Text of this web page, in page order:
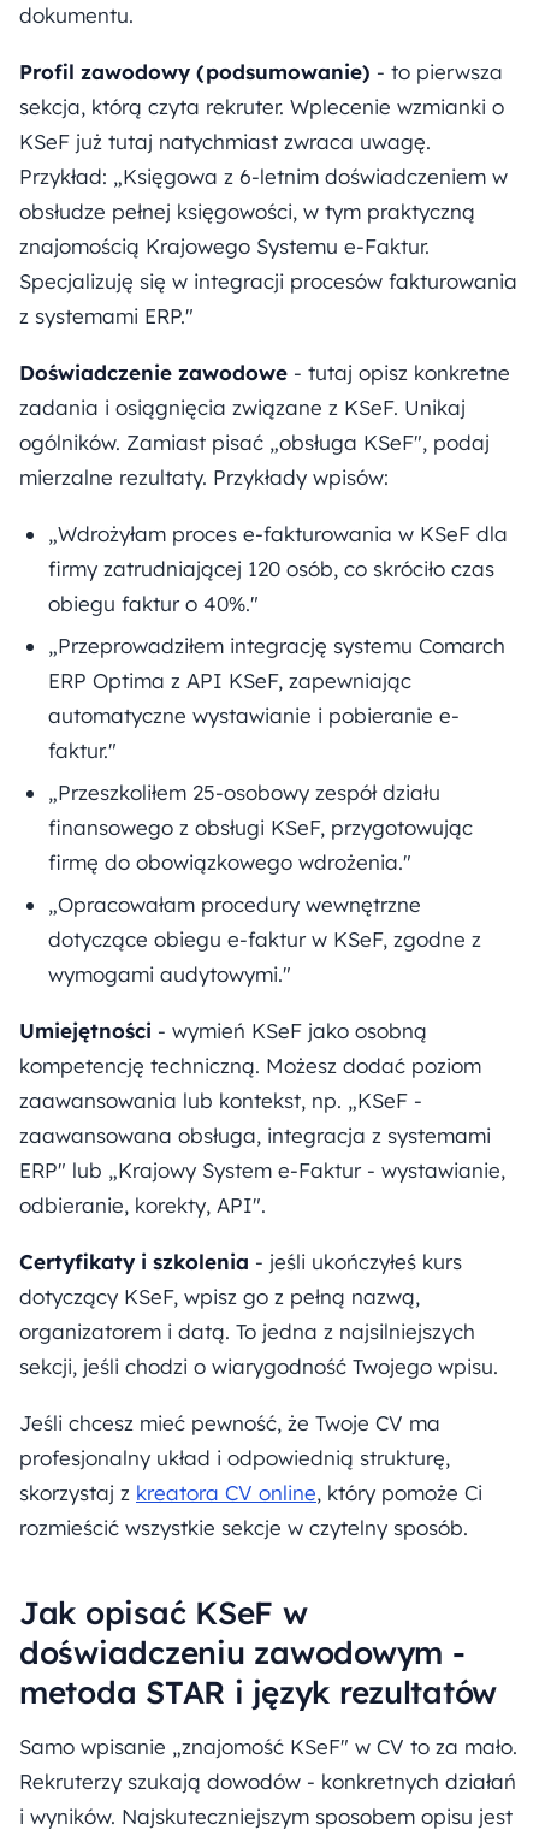
dokumentu.
Profil zawodowy (podsumowanie) - to pierwsza
sekcja, którą czyta rekruter. Wplecenie wzmianki o
KSeF już tutaj natychmiast zwraca uwagę.
Przykład: „Księgowa z 6-letnim doświadczeniem w
obsłudze pełnej księgowości, w tym praktyczną
znajomością Krajowego Systemu e-Faktur.
Specjalizuję się w integracji procesów fakturowania
z systemami ERP."
Doświadczenie zawodowe - tutaj opisz konkretne
zadania i osiągnięcia związane z KSeF. Unikaj
ogólników. Zamiast pisać „obsługa KSeF", podaj
mierzalne rezultaty. Przykłady wpisów:
„Wdrożyłam proces e-fakturowania w KSeF dla
firmy zatrudniającej 120 osób, co skróciło czas
obiegu faktur o 40%."
„Przeprowadziłem integrację systemu Comarch
ERP Optima z API KSeF, zapewniając
automatyczne wystawianie i pobieranie e-
faktur."
„Przeszkoliłem 25-osobowy zespół działu
finansowego z obsługi KSeF, przygotowując
firmę do obowiązkowego wdrożenia."
„Opracowałam procedury wewnętrzne
dotyczące obiegu e-faktur w KSeF, zgodne z
wymogami audytowymi."
Umiejętności - wymień KSeF jako osobną
kompetencję techniczną. Możesz dodać poziom
zaawansowania lub kontekst, np. „KSeF -
zaawansowana obsługa, integracja z systemami
ERP" lub „Krajowy System e-Faktur - wystawianie,
odbieranie, korekty, API".
Certyfikaty i szkolenia - jeśli ukończyłeś kurs
dotyczący KSeF, wpisz go z pełną nazwą,
organizatorem i datą. To jedna z najsilniejszych
sekcji, jeśli chodzi o wiarygodność Twojego wpisu.
Jeśli chcesz mieć pewność, że Twoje CV ma
profesjonalny układ i odpowiednią strukturę,
skorzystaj z kreatora CV online, który pomoże Ci
rozmieścić wszystkie sekcje w czytelny sposób.
Jak opisać KSeF w
doświadczeniu zawodowym -
metoda STAR i język rezultatów
Samo wpisanie „znajomość KSeF" w CV to za mało.
Rekruterzy szukają dowodów - konkretnych działań
i wyników. Najskuteczniejszym sposobem opisu jest